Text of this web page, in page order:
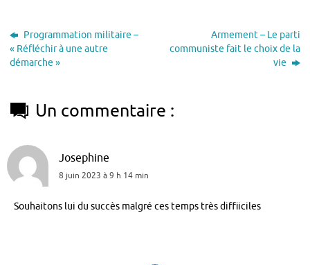
Programmation militaire –
« Réfléchir à une autre
démarche »
Armement – Le parti
communiste fait le choix de la
vie
Un commentaire :
Josephine
8 juin 2023 à 9 h 14 min
Souhaitons lui du succès malgré ces temps très diffiiciles